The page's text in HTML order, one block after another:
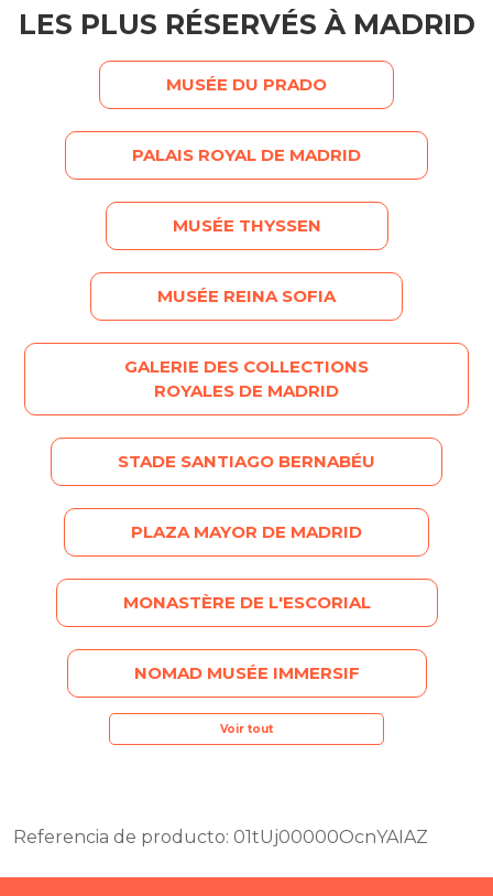
LES PLUS RÉSERVÉS À MADRID
MUSÉE DU PRADO
PALAIS ROYAL DE MADRID
MUSÉE THYSSEN
MUSÉE REINA SOFIA
GALERIE DES COLLECTIONS
ROYALES DE MADRID
STADE SANTIAGO BERNABÉU
PLAZA MAYOR DE MADRID
MONASTÈRE DE L'ESCORIAL
NOMAD MUSÉE IMMERSIF
Voir tout
Referencia de producto: 01tUj00000OcnYAIAZ